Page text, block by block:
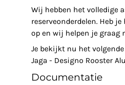
Wij hebben het volledige
reserveonderdelen. Heb
op en wij helpen je graag
Je bekijkt nu het
Jaga - Designo Rooster
Documentatie